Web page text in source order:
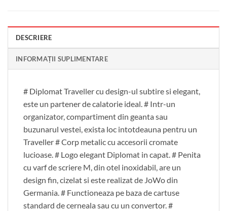
DESCRIERE
INFORMAȚII SUPLIMENTARE
# Diplomat Traveller cu design-ul subtire si elegant,
este un partener de calatorie ideal. # Intr-un
organizator, compartiment din geanta sau
buzunarul vestei, exista loc intotdeauna pentru un
Traveller # Corp metalic cu accesorii cromate
lucioase. # Logo elegant Diplomat in capat. # Penita
cu varf de scriere M, din otel inoxidabil, are un
design fin, cizelat si este realizat de JoWo din
Germania. # Functioneaza pe baza de cartuse
standard de cerneala sau cu un convertor. #